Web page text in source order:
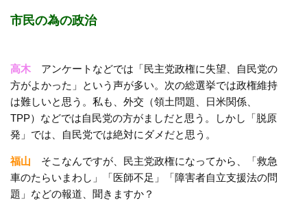
市民の為の政治
高木 アンケートなどでは「民主党政権に失望、自民党の
方がよかった」という声が多い。次の総選挙では政権維持
は難しいと思う。私も、外交（領土問題、日米関係、
TPP）などでは自民党の方がましだと思う。しかし「脱原
発」では、自民党では絶対にダメだと思う。
福山 そこなんですが、民主党政権になってから、「救急
車のたらいまわし」「医師不足」「障害者自立支援法の問
題」などの報道、聞きますか？